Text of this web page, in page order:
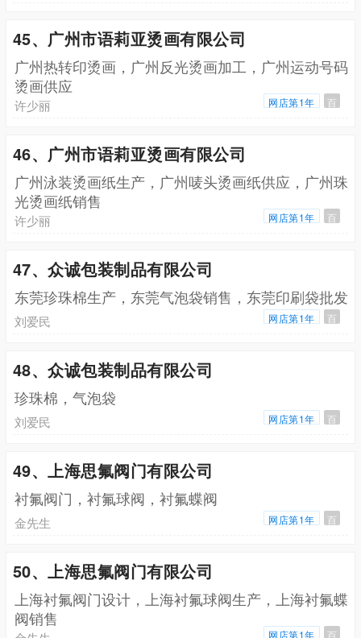
45、广州市语莉亚烫画有限公司
广州热转印烫画，广州反光烫画加工，广州运动号码
烫画供应
许少丽 网店第1年 百
46、广州市语莉亚烫画有限公司
广州泳装烫画纸生产，广州唛头烫画纸供应，广州珠
光烫画纸销售
许少丽 网店第1年 百
47、众诚包装制品有限公司
东莞珍珠棉生产，东莞气泡袋销售，东莞印刷袋批发
刘爱民 网店第1年 百
48、众诚包装制品有限公司
珍珠棉，气泡袋
刘爱民 网店第1年 百
49、上海思氟阀门有限公司
衬氟阀门，衬氟球阀，衬氟蝶阀
金先生 网店第1年 百
50、上海思氟阀门有限公司
上海衬氟阀门设计，上海衬氟球阀生产，上海衬氟蝶
阀销售
网店第1年 百